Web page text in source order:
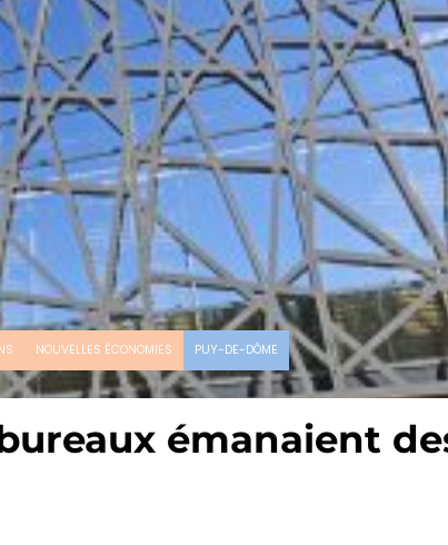
NOUVELLES ÉCONOMIES PUY-DE-DÔME
émanaient